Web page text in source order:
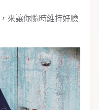
，來讓你隨時維持好臉